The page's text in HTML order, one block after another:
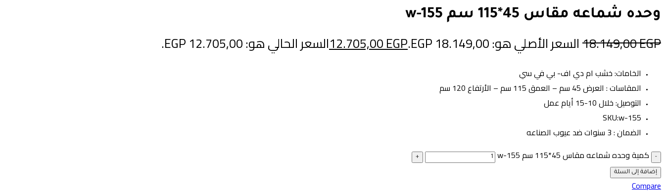
وحده شماعه مقاس 45*115 سم w-155
18.149,00EGP السعر الأصلي هو: 18.149,00 EGP. 12.705,00EGP السعر الحالي هو: 12.705,00 EGP.
الخامات: خشب ام دي اف- بي في سي
المقاسات : العرض 45 سم – العمق 115 سم – الأرتفاع 120 سم
التوصيل: خلال 10-15 أيام عمل
SKU:w-155
الضمان : 3 سنوات ضد عيوب الصناعه
كمية وحده شماعه مقاس 45*115 سم w-155
إضافة إلى السلة
Compare